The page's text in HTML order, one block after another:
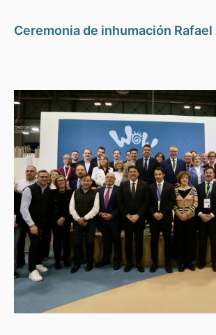
Ceremonia de inhumación